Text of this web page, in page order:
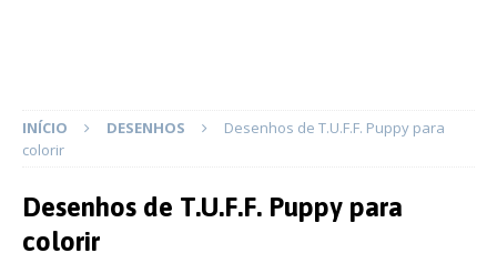
INÍCIO DESENHOS
Desenhos de T.U.F.F. Puppy para
colorir
Desenhos de T.U.F.F. Puppy para
colorir